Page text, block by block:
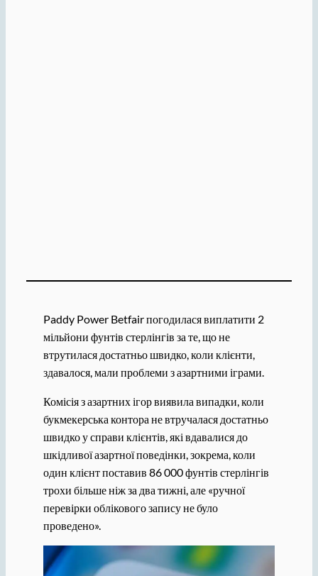
Paddy Power Betfair погодилася виплатити 2
мільйони фунтів стерлінгів за те, що не
втрутилася достатньо швидко, коли клієнти,
здавалося, мали проблеми з азартними іграми.
Комісія з азартних ігор виявила випадки, коли
букмекерська контора не втручалася достатньо
швидко у справи клієнтів, які вдавалися до
шкідливої ​​азартної поведінки, зокрема, коли
один клієнт поставив 86 000 фунтів стерлінгів
трохи більше ніж за два тижні, але «ручної
перевірки облікового запису не було
проведено».